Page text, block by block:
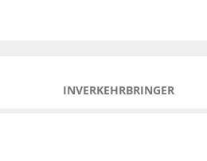
INVERKEHRBRINGER